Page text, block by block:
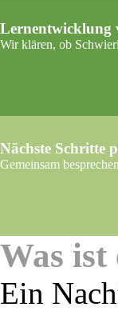
Lernentwicklung
Wir klären, ob
Nächste Schritte
Gemeinsam
Was ist
Ein